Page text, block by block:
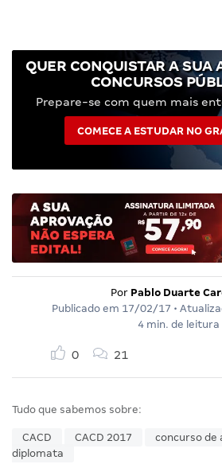
QUER CONQUISTAR A SUA
CONCURSOS
Prepare-se com quem mais
COMECE A ESTUDAR NO
Por Pablo Duarte
Publicado em 17/02/17 •
4 min. de leitura
0 21
Tudo que sabemos sobre:
CACD CACD 2017
concurso de
diplomata